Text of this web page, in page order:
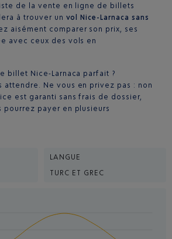
de la vente en ligne de billets
à trouver un vol Nice-Larnaca sans
aisément comparer son prix, ses
avec ceux des vols en
billet Nice-Larnaca parfait ?
attendre. Ne vous en privez pas : non
est garanti sans frais de dossier,
pourrez payer en plusieurs
LANGUE
TURC ET GREC